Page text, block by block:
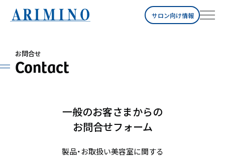
サロン向け情報
お問合せ
Contact
一般のお客さまからの
お問合せフォーム
製品・お取扱い美容室に関する